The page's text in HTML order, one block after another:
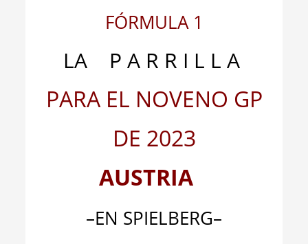
FÓRMULA 1
LA P A R R I L L A
PARA EL NOVENO GP
DE 2023
AUSTRIA
–EN SPIELBERG–